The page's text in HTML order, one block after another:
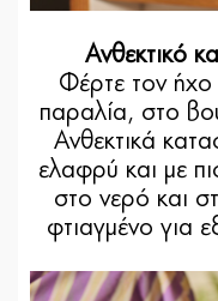
Ανθεκτικό
Φέρτε τον ήχο
παραλία, στο
Ανθεκτικά
ελαφρύ και με
στο νερό και
φτιαγμένο για